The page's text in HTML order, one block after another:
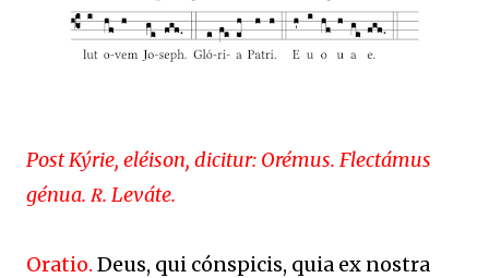
Post Kýrie, eléison, dicitur: Orémus. Flectámus
génua. ℞. Leváte.
Oratio. Deus, qui cónspicis, quia ex nostra